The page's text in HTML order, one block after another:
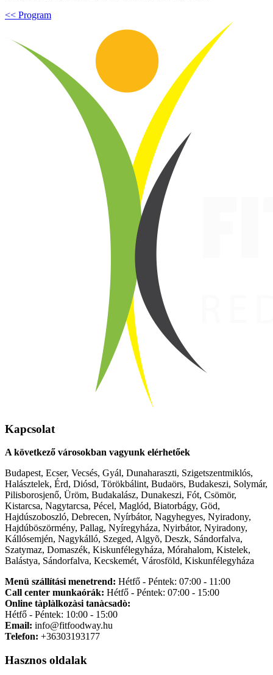
<< Program
Kapcsolat
A következő városokban vagyunk elérhetőek
Budapest, Ecser, Vecsés, Gyál, Dunaharaszti, Szigetszentmiklós,
Halásztelek, Érd, Diósd, Törökbálint, Budaörs, Budakeszi, Solymár,
Pilisborosjenő, Üröm, Budakalász, Dunakeszi, Fót, Csömör,
Kistarcsa, Nagytarcsa, Pécel, Maglód, Biatorbágy, Göd,
Hajdúszoboszló, Debrecen, Nyírbátor, Nagyhegyes, Nyiradony,
Hajdúböszörmény, Pallag, Nyíregyháza, Nyirbátor, Nyiradony,
Kállósemjén, Nagykálló, Szeged, Algyõ, Deszk, Sándorfalva,
Szatymaz, Domaszék, Kiskunfélegyháza, Mórahalom, Kistelek,
Balástya, Sándorfalva, Kecskemét, Városföld, Kiskunfélegyháza
Menü szállítási menetrend: Hétfő - Péntek: 07:00 - 11:00
Call center munkaórák: Hétfő - Péntek: 07:00 - 15:00
Online tàplàlkozàsi tanàcsadò:
Hétfő - Péntek: 10:00 - 15:00
Email: info@fitfoodway.hu
Telefon: +36303193177
Hasznos oldalak